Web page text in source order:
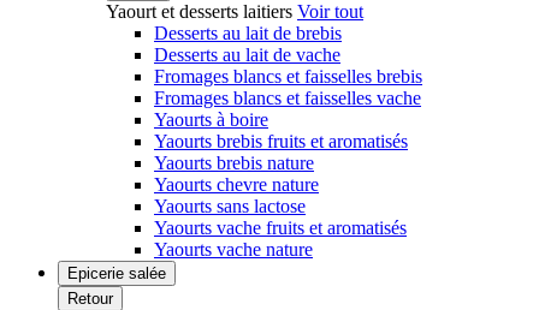
Yaourt et desserts laitiers Voir tout
Desserts au lait de brebis
Desserts au lait de vache
Fromages blancs et faisselles brebis
Fromages blancs et faisselles vache
Yaourts à boire
Yaourts brebis fruits et aromatisés
Yaourts brebis nature
Yaourts chevre nature
Yaourts sans lactose
Yaourts vache fruits et aromatisés
Yaourts vache nature
Epicerie salée
Retour